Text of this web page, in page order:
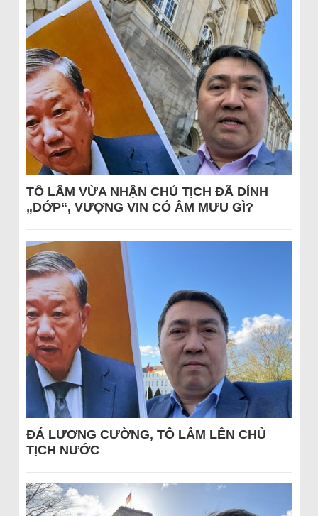
TÔ LÂM VỪA NHẬN CHỦ TỊCH ĐÃ DÍNH
„DỚP“, VƯỢNG VIN CÓ ÂM MƯU GÌ?
ĐÁ LƯƠNG CƯỜNG, TÔ LÂM LÊN CHỦ
TỊCH NƯỚC